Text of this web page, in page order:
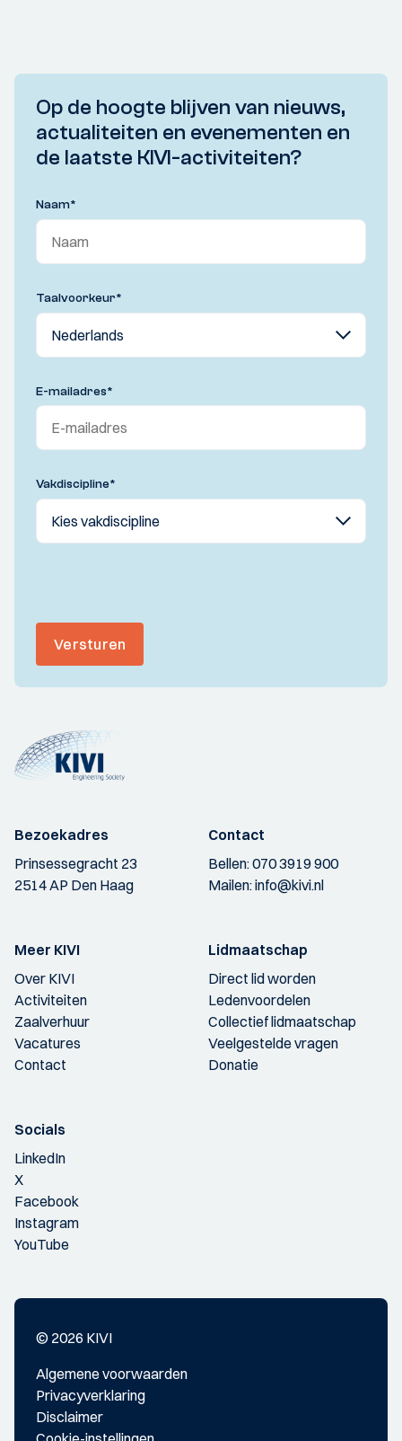
Op de hoogte blijven van nieuws,
actualiteiten en evenementen en
de laatste KIVI-activiteiten?
Naam*
Taalvoorkeur*
E-mailadres*
Vakdiscipline*
Versturen
Bezoekadres
Prinsessegracht 23
2514 AP Den Haag
Contact
Bellen:070 3919 900
Mailen:info@kivi.nl
Meer KIVI
Over KIVI
Activiteiten
Zaalverhuur
Vacatures
Contact
Lidmaatschap
Direct lid worden
Ledenvoordelen
Collectief lidmaatschap
Veelgestelde vragen
Donatie
Socials
LinkedIn
X
Facebook
Instagram
YouTube
© 2026 KIVI
Algemene voorwaarden
Privacyverklaring
Disclaimer